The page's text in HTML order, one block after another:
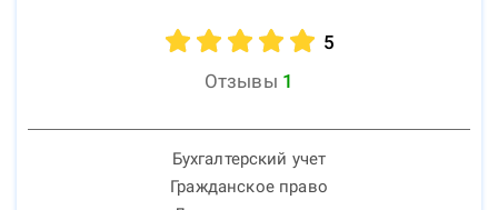
5
Отзывы 1
Бухгалтерский учет
Гражданское право